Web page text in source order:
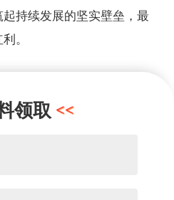
持续发展的坚实壁垒，最
。
领取